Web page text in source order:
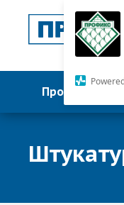
Продукция